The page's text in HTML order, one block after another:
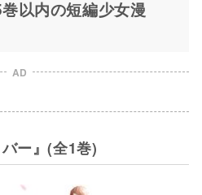
以内の短編少女漫
AD
バー』(全1巻)